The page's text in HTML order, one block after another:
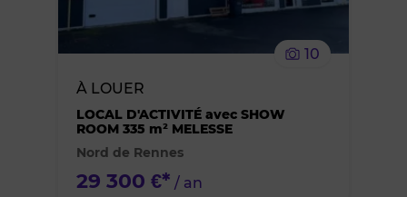
10
À LOUER
LOCAL D'ACTIVITÉ avec SHOW
ROOM 335 m² MELESSE
Nord de Rennes
29 300 €* / an